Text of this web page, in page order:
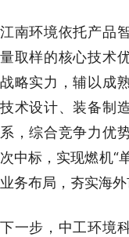
江南环境依托产品
量取样的核心技术
战略实力，辅以成
技术设计、装备制
系，综合竞争力优
次中标，实现燃机“
业务布局，夯实海外
下一步，中工环境